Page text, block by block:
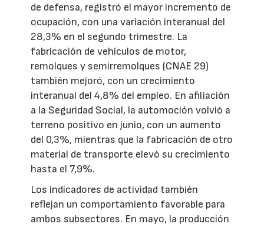
de defensa, registró el mayor incremento de
ocupación, con una variación interanual del
28,3% en el segundo trimestre. La
fabricación de vehículos de motor,
remolques y semirremolques (CNAE 29)
también mejoró, con un crecimiento
interanual del 4,8% del empleo. En afiliación
a la Seguridad Social, la automoción volvió a
terreno positivo en junio, con un aumento
del 0,3%, mientras que la fabricación de otro
material de transporte elevó su crecimiento
hasta el 7,9%.
Los indicadores de actividad también
reflejan un comportamiento favorable para
ambos subsectores. En mayo, la producción